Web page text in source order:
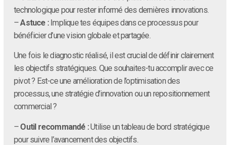
technologique pour rester informé des dernières innovations.
–Astuce : Implique tes équipes dans ce processus pour
bénéficier d’une vision globale et partagée.
Une fois le diagnostic réalisé, il est crucial de définir clairement
les objectifs stratégiques. Que souhaites-tu accomplir avec ce
pivot ? Est-ce une amélioration de l’optimisation des
processus, une stratégie d’innovation ou un repositionnement
commercial ?
– Outil recommandé :Utilise un tableau de bord stratégique
pour suivre l’avancement des objectifs.